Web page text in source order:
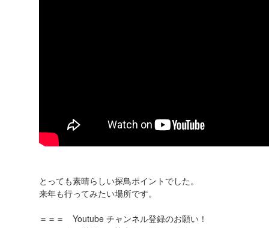
とっても素晴らしい探鳥ポイントでした。
来年も行ってみたい場所です。
＝＝＝ Youtube チャンネル登録のお願い！